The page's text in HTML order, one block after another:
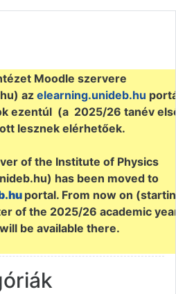
Moodle szervere
azelearning.unideb.hu
ezentúl (a 2025/26 tanév
lesznek elérhetőek.
of the Institute of Physics
has been moved to
portal. From now on
of the 2025/26 academic
be available there.